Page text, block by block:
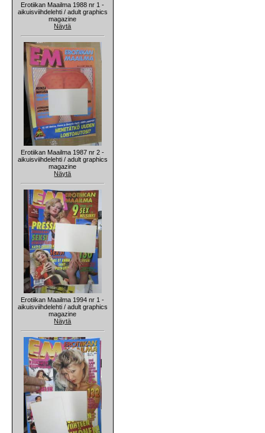
Erotiikan Maailma 1988 nr 1 -
aikuisviihdelehti / adult graphics
magazine
Näytä
Erotiikan Maailma 1987 nr 2 -
aikuisviihdelehti / adult graphics
magazine
Näytä
Erotiikan Maailma 1994 nr 1 -
aikuisviihdelehti / adult graphics
magazine
Näytä